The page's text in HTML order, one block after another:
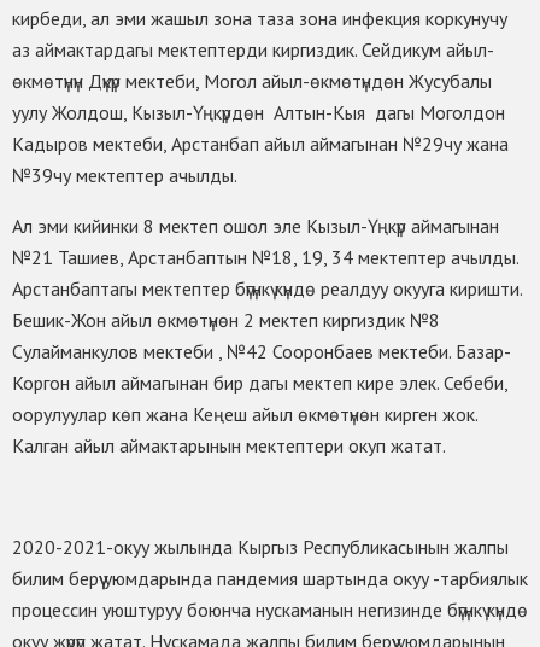
кирбеди, ал эми жашыл зона таза зона инфекция коркунучу
аз аймактардагы мектептерди киргиздик. Сейдикум айыл-
өкмөтүнүн Дүкүр мектеби, Могол айыл-өкмөтүндөн Жусубалы
уулу Жолдош, Кызыл-Үңкүрдөн Алтын-Кыя дагы Моголдон
Кадыров мектеби, Арстанбап айыл аймагынан №29чу жана
№39чу мектептер ачылды.
Ал эми кийинки 8 мектеп ошол эле Кызыл-Үңкүр аймагынан
№21 Ташиев, Арстанбаптын №18, 19, 34 мектептер ачылды.
Арстанбаптагы мектептер бүгүнкү күндө реалдуу окууга киришти.
Бешик-Жон айыл өкмөтүнөн 2 мектеп киргиздик №8
Сулайманкулов мектеби , №42 Сооронбаев мектеби. Базар-
Коргон айыл аймагынан бир дагы мектеп кире элек. Себеби,
оорулуулар көп жана Кеңеш айыл өкмөтүнөн кирген жок.
Калган айыл аймактарынын мектептери окуп жатат.
2020-2021-окуу жылында Кыргыз Республикасынын жалпы
билим берүү уюмдарында пандемия шартында окуу -тарбиялык
процессин уюштуруу боюнча нускаманын негизинде бүгүнкү күндө
окуу жүрүп жатат. Нускамада жалпы билим берүү уюмдарынын